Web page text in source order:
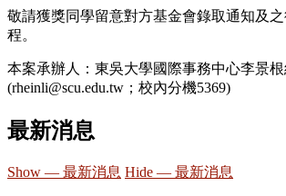
敬請獲獎同學留意對方基金會錄取通知及
程。
本案承辦人：東吳大學國際事務中心李景根
(rheinli@scu.edu.tw；校內分機5369)
最新消息
Show — 最新消息 Hide — 最新消息